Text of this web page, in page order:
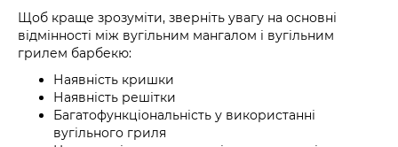
Щоб краще зрозуміти, зверніть увагу на основні
відмінності між вугільним мангалом і вугільним
грилем барбекю:
Наявність кришки
Наявність решітки
Багатофункціональність у використанні
вугільного гриля